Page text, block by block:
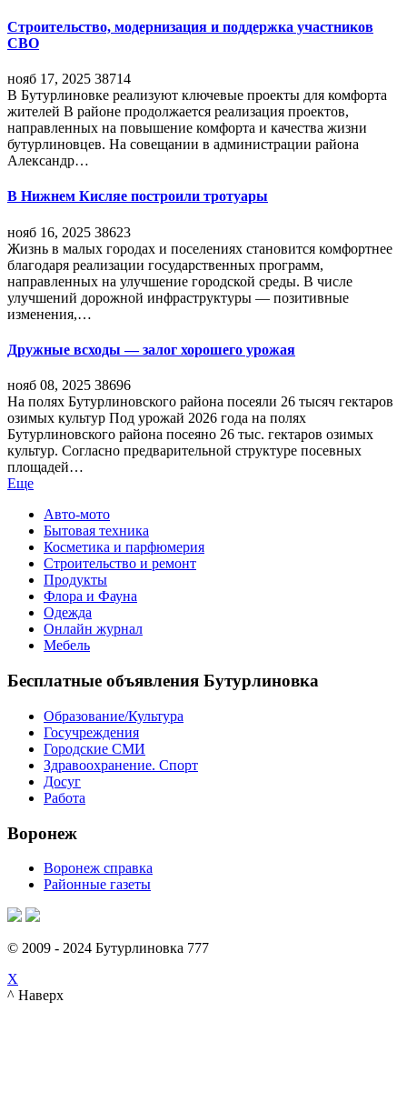
Строительство, модернизация и поддержка участников
СВО
нояб 17, 2025 38714
В Бутурлиновке реализуют ключевые проекты для комфорта
жителей В районе продолжается реализация проектов,
направленных на повышение комфорта и качества жизни
бутурлиновцев. На совещании в администрации района
Александр…
В Нижнем Кисляе построили тротуары
нояб 16, 2025 38623
Жизнь в малых городах и поселениях становится комфортнее
благодаря реализации государственных программ,
направленных на улучшение городской среды. В числе
улучшений дорожной инфраструктуры — позитивные
изменения,…
Дружные всходы — залог хорошего урожая
нояб 08, 2025 38696
На полях Бутурлиновского района посеяли 26 тысяч гектаров
озимых культур Под урожай 2026 года на полях
Бутурлиновского района посеяно 26 тыс. гектаров озимых
культур. Согласно предварительной структуре посевных
площадей…
Еще
Авто-мото
Бытовая техника
Косметика и парфюмерия
Строительство и ремонт
Продукты
Флора и Фауна
Одежда
Онлайн журнал
Мебель
Бесплатные объявления Бутурлиновка
Образование/Культура
Госучреждения
Городские СМИ
Здравоохранение. Спорт
Досуг
Работа
Воронеж
Воронеж справка
Районные газеты
© 2009 - 2024 Бутурлиновка 777
X
^ Наверх